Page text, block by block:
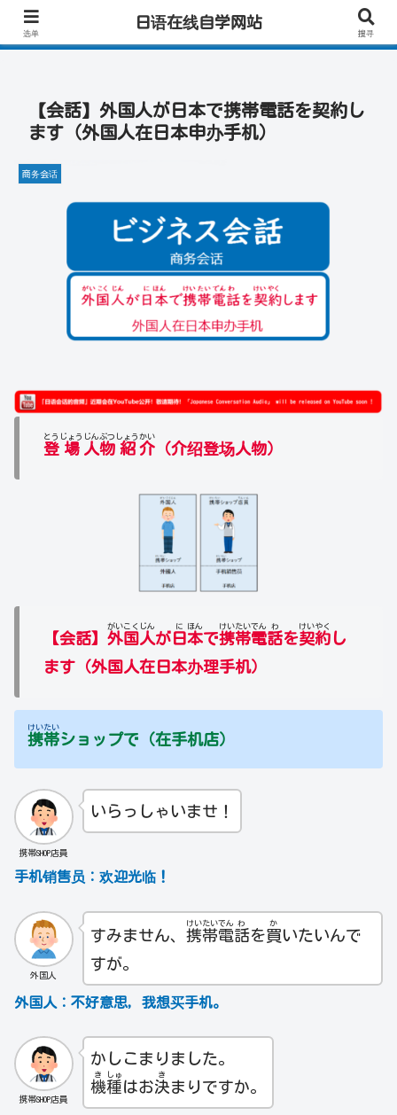
零基础日语｜快速学会实用日语｜一对一线上辅导｜专业日语母语老师｜高效会
话练习！
【会話】外国人が日本で携帯電話を契約し
ます（外国人在日本申办手机）
商务会话
登
とう
場
じょう
人
じん
物
ぶつ
紹
しょう
介
かい
（介绍登场人物）
【会話】 外
がい
国
こく
人
じん
が日
に
本
ほん
で携
けい
帯
たい
電
でん
話
わ
を契
けい
約
やく
し
ます（外国人在日本办理手机）
携
けい
帯
たい
ショップで（在手机店）
携帯SHOP店員
いらっしゃいませ！
手机销售员：欢迎光临！
外国人
すみません、 携
けい
帯
たい
電
でん
話
わ
を買
か
いたいんで
すが。
外国人：不好意思，我想买手机。
携帯SHOP店員
かしこまりました。
機
き
種
しゅ
はお決
き
まりですか。
选单
日语在线自学网站
搜寻